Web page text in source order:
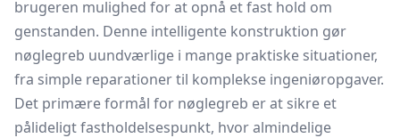
brugeren mulighed for at opnå et fast hold om
genstanden. Denne intelligente konstruktion gør
nøglegreb uundværlige i mange praktiske situationer,
fra simple reparationer til komplekse ingeniøropgaver.
Det primære formål for nøglegreb er at sikre et
pålideligt fastholdelsespunkt, hvor almindelige